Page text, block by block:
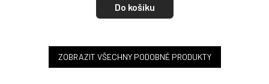
Do košíku
ZOBRAZIT VŠECHNY PODOBNÉ PRODUKTY